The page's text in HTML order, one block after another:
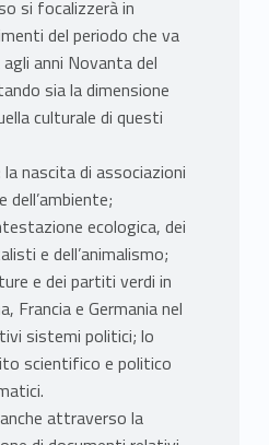
si focalizzerà in
del periodo che va
anni Novanta del
sia la dimensione
culturale di questi
nascita di associazioni
dell’ambiente;
ecologica, dei
e dell’animalismo;
e dei partiti verdi in
Francia e Germania nel
sistemi politici; lo
scientifico e politico
attraverso la